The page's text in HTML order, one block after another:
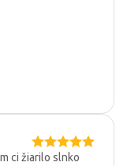
ci žiarilo slnko